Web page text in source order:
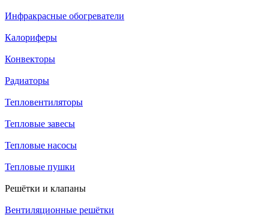
Инфракрасные обогреватели
Калориферы
Конвекторы
Радиаторы
Тепловентиляторы
Тепловые завесы
Тепловые насосы
Тепловые пушки
Решётки и клапаны
Вентиляционные решётки